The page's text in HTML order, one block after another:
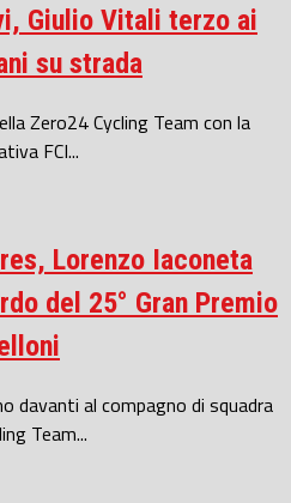
Giulio Vitali terzo ai
su strada
Zero24 Cycling Team con la
FCI...
Lorenzo Iaconeta
del 25° Gran Premio
davanti al compagno di squadra
Team...